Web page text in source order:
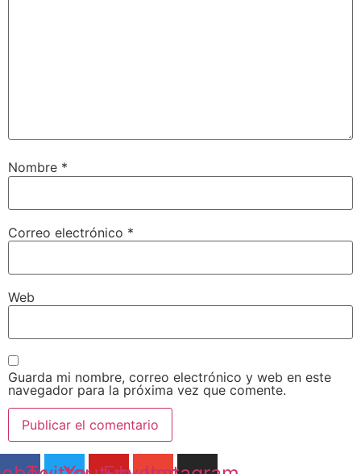
Nombre *
Correo electrónico *
Web
Guarda mi nombre, correo electrónico y web en este
navegador para la próxima vez que comente.